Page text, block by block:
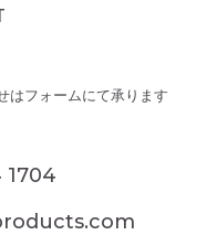
はフォームにて承ります
1704